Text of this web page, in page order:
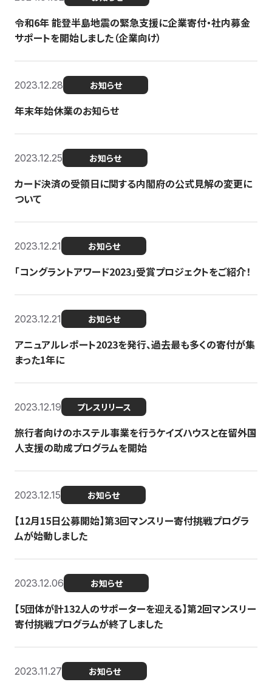
令和6年 能登半島地震の緊急支援に企業寄付・社内募金
サポートを開始しました（企業向け）
2023.12.28 お知らせ
年末年始休業のお知らせ
2023.12.25 お知らせ
カード決済の受領日に関する内閣府の公式見解の変更に
ついて
2023.12.21 お知らせ
「コングラントアワード2023」受賞プロジェクトをご紹介！
2023.12.21 お知らせ
アニュアルレポート2023を発行、過去最も多くの寄付が集
まった1年に
2023.12.19 プレスリリース
旅行者向けのホステル事業を行うケイズハウスと在留外国
人支援の助成プログラムを開始
2023.12.15 お知らせ
【12月15日公募開始】第3回マンスリー寄付挑戦プログラ
ムが始動しました
2023.12.06 お知らせ
【5団体が計132人のサポーターを迎える】第2回マンスリー
寄付挑戦プログラムが終了しました
2023.11.27 お知らせ